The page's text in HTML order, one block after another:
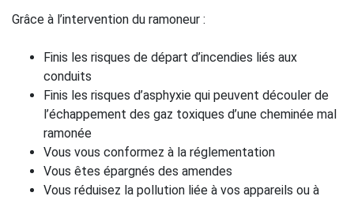
Grâce à l’intervention du ramoneur :
Finis les risques de départ d’incendies liés aux
conduits
Finis les risques d’asphyxie qui peuvent découler de
l’échappement des gaz toxiques d’une cheminée mal
ramonée
Vous vous conformez à la réglementation
Vous êtes épargnés des amendes
Vous réduisez la pollution liée à vos appareils ou à